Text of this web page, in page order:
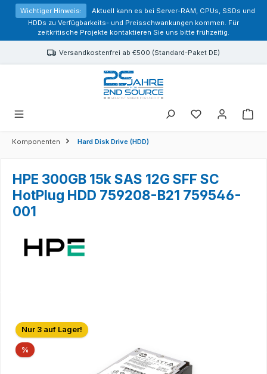
springen
Wichtiger Hinweis:
Aktuell kann es bei Server-RAM, CPUs, SSDs und
HDDs zu Verfügbarkeits- und Preisschwankungen kommen. Für
zeitkritische Projekte kontaktieren Sie uns bitte frühzeitig.
Versandkostenfrei ab €500 (Standard-Paket DE)
Sie haben 0
Komponenten Hard Disk Drive (HDD)
HPE 300GB 15k SAS 12G SFF SC
HotPlug HDD 759208-B21 759546-
001
Bildergalerie überspringen
Nur 3 auf Lager!
% Rabatt